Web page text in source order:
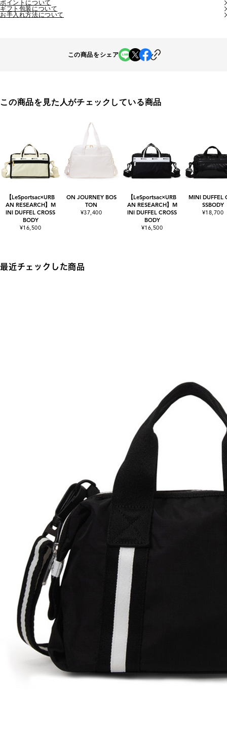
ポイントについて
ギフト包装について
お手入れ方法について
この商品をシェア
この商品を見た人がチェックしている商品
【LeSportsac×URB
AN RESEARCH】M
INI DUFFEL CROSS
BODY
¥16,500
ON JOURNEY BOS
TON
¥37,400
【LeSportsac×URB
AN RESEARCH】M
INI DUFFEL CROSS
BODY
¥16,500
MINI DUFFEL
SSBODY
¥18,700
最近チェックした商品